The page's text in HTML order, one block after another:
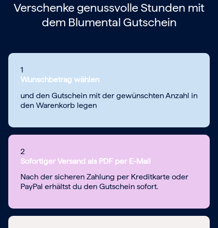
Verschenke genussvolle Stunden mit
dem Blumental Gutschein
1
Wunschbetrag wählen
und den Gutschein mit der gewünschten Anzahl in
den Warenkorb legen
2
Sofortiger Versand als PDF per E-Mail
Nach der sicheren Zahlung per Kreditkarte oder
PayPal erhältst du den Gutschein sofort.